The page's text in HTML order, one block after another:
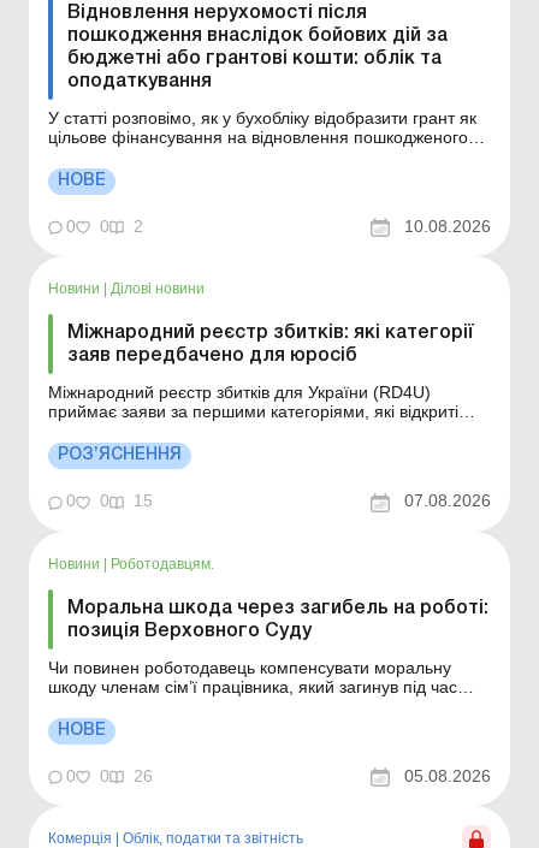
Відновлення нерухомості після
пошкодження внаслідок бойових дій за
бюджетні або грантові кошти: облік та
оподаткування
У статті розповімо, як у бухобліку відобразити грант як
цільове фінансування на відновлення пошкодженого
відображати дохід від такого фінансування та що
робити з витратами на відновлення – включати до
витрат періоду чи капіталізувати. Ситуація. По т...
НОВЕ
0 0 2 10.08.2026
Новини Ділові новини
Міжнародний реєстр збитків: які категорії
заяв передбачено для юросіб
Міжнародний реєстр збитків для України (RD4U)
приймає заяви за першими категоріями, які відкриті
громад. Більше за темою: Відновлення нерухомості
після пошкодження внаслідок бойових дій за бюджетні
або грантові кошти: облік та оподаткування
Компенсація...
РОЗ’ЯСНЕННЯ
0 0 15 07.08.2026
Новини | Роботодавцям.
Моральна шкода через загибель на роботі:
позиція Верховного Суду
Чи повинен роботодавець компенсувати моральну
шкоду членам сім’ї працівника, який загинув під час
обстрілу? Верховний Суд сформував важливу правову
позицію з цього питання. Більше за темою: Стягнення
НОВЕ
0 0 26 05.08.2026
Комерція | Облік, податки та звiтнiсть